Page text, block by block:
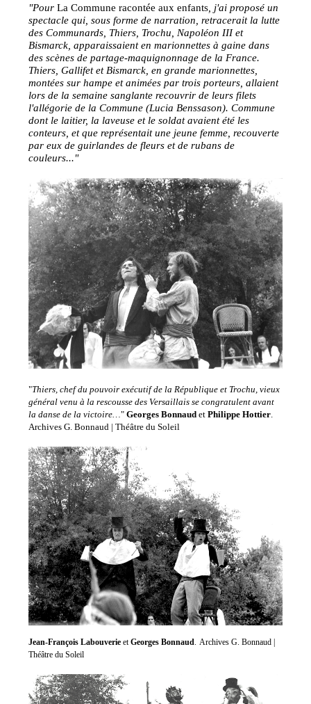
"PourLa Commune racontée aux enfants , j'ai proposé un
spectacle qui, sous forme de narration, retracerait la lutte
des Communards, Thiers, Trochu, Napoléon III et
Bismarck, apparaissaient en marionnettes à gaine dans
des scènes de partage-maquignonnage de la France.
Thiers, Gallifet et Bismarck, en grande marionnettes,
montées sur hampe et animées par trois porteurs, allaient
lors de la semaine sanglante recouvrir de leurs filets
l'allégorie de la Commune (Lucia Benssason). Commune
dont le laitier, la laveuse et le soldat avaient été les
conteurs, et que représentait une jeune femme, recouverte
par eux de guirlandes de fleurs et de rubans de
couleurs..."
"Thiers, chef du pouvoir exécutif de la République et Trochu, vieux
général venu à la rescousse des Versaillais se congratulent avant
la danse de la victoire…"Georges Bonnaud etPhilippe Hottier.
Archives G. Bonnaud | Théâtre du Soleil
Jean-François Labouverie et Georges Bonnaud
Archives G. Bonnaud |
Théâtre du Soleil